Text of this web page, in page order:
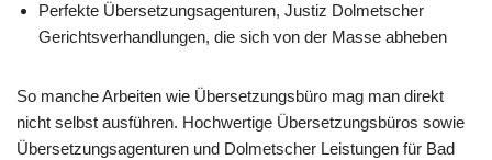
Perfekte Übersetzungsagenturen, Justiz Dolmetscher
Gerichtsverhandlungen, die sich von der Masse abheben
So manche Arbeiten wie Übersetzungsbüro mag man direkt
nicht selbst ausführen. Hochwertige Übersetzungsbüros sowie
Übersetzungsagenturen und Dolmetscher Leistungen für Bad